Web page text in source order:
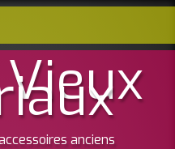
Pavés
Vieux
anciens